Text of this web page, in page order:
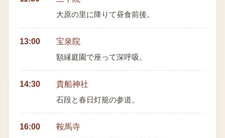
大原の里に降りて昼食前後。
13:00 宝泉院
額縁庭園で座って深呼吸。
14:30 貴船神社
石段と春日灯籠の参道。
16:00 鞍馬寺